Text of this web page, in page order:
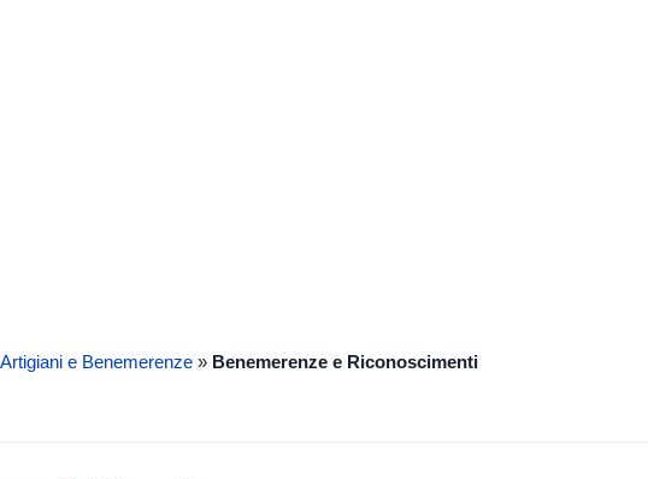
Artigiani e Benemerenze » Benemerenze e Riconoscimenti